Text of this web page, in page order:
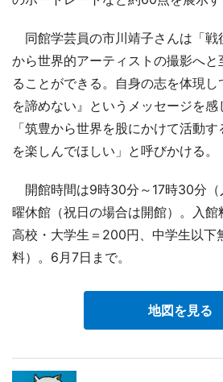
同館学芸員の市川靖子さんは「戦
から世界的アーティストの撮影へ
ることができる。自身の志を体現
を諦めない』というメッセージを感
「筑豊から世界を股にかけて活動
を楽しんでほしい」と呼びかける。
開館時間は9時30分～17時30分（
曜休館（祝日の場合は開館）。入館
高校・大学生＝200円、中学生以下
料）。6月7日まで。
地図を見る